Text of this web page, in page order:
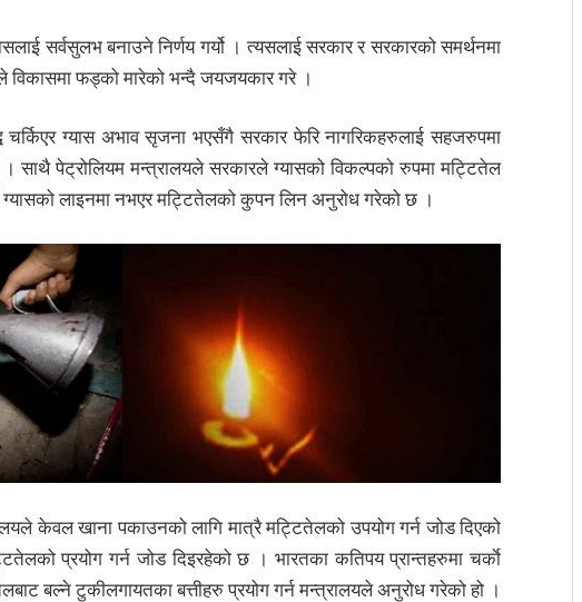
सर्वसुलभ बनाउने निर्णय गर्यो । त्यसलाई सरकार र सरकारको समर्थनमा
विकासमा फड्को मारेको भन्दै जयजयकार गरे ।
चर्किएर ग्यास अभाव सृजना भएसँगै सरकार फेरि नागरिकहरुलाई सहजरुपमा
। साथै पेट्रोलियम मन्त्रालयले सरकारले ग्यासको विकल्पको रुपमा मट्टितेल
ग्यासको लाइनमा नभएर मट्टितेलको कुपन लिन अनुरोध गरेको छ ।
केवल खाना पकाउनको लागि मात्रै मट्टितेलको उपयोग गर्न जोड दिएको
प्रयोग गर्न जोड दिइरहेको छ । भारतका कतिपय प्रान्तहरुमा चर्काे
बल्ने टुकीलगायतका बत्तीहरु प्रयोग गर्न मन्त्रालयले अनुरोध गरेको हो ।